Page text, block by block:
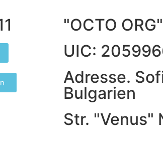
"OCTO
UIC:
Adresse.
Bulgarien
Str. "Venus"